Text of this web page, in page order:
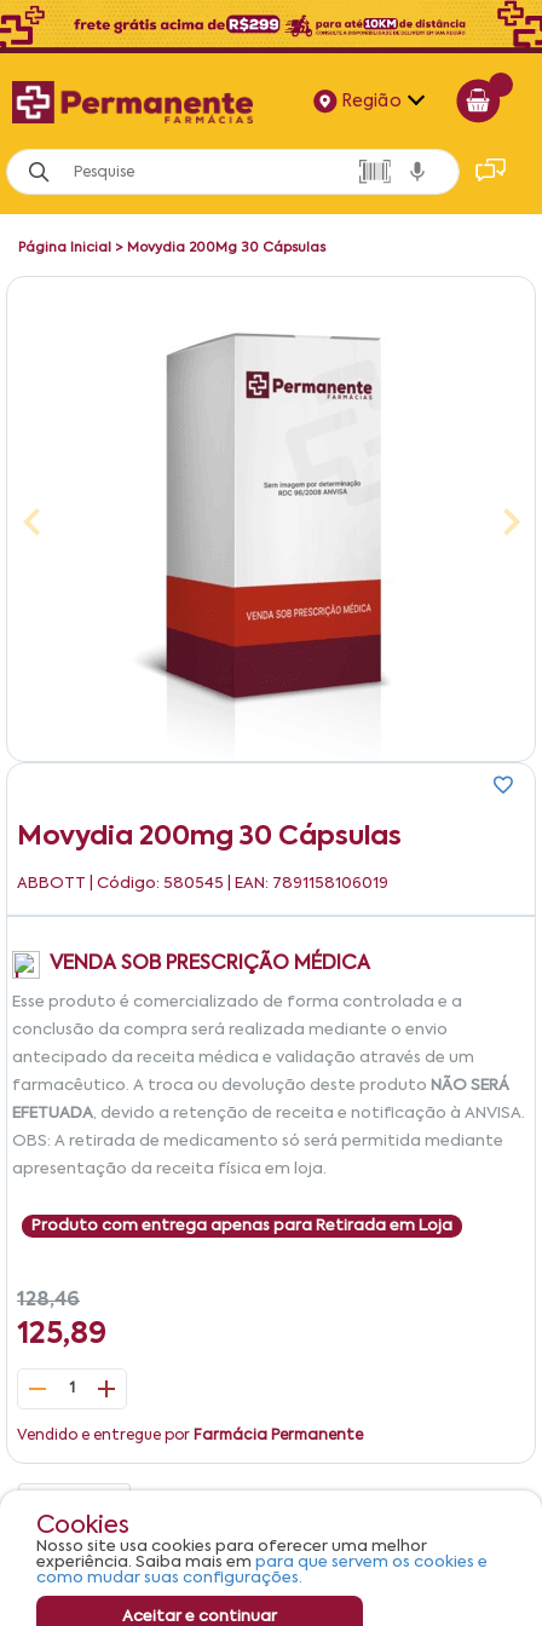
Região
Alagoas
Bahia
Página Inicial > Movydia 200Mg 30 Cápsulas
Movydia 200mg 30 Cápsulas
ABBOTT | Código: 580545 | EAN: 7891158106019
VENDA SOB PRESCRIÇÃO MÉDICA
Esse produto é comercializado de forma controlada e a
conclusão da compra será realizada mediante o envio
antecipado da receita médica e validação através de um
farmacêutico. A troca ou devolução deste produto NÃO SERÁ
EFETUADA, devido a retenção de receita e notificação à ANVISA.
OBS: A retirada de medicamento só será permitida mediante
apresentação da receita física em loja.
Produto com entrega apenas para Retirada em Loja
128,46
125,89
1
Vendido e entregue por Farmácia Permanente
Produto não apresenta descrição.
Cookies
Nosso site usa cookies para oferecer uma melhor
experiência. Saiba mais em para que servem os cookies e
como mudar suas configurações.
Aceitar e continuar